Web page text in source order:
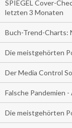
SPIEGEL Cover-
letzten 3 Monaten
Buch-Trend-Charts:
Die meistgehörten
Der Media Control
Falsche Pandemien
Die meistgehörten